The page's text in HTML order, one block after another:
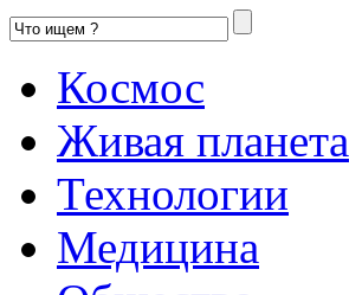
Космос
Живая планета
Технологии
Медицина